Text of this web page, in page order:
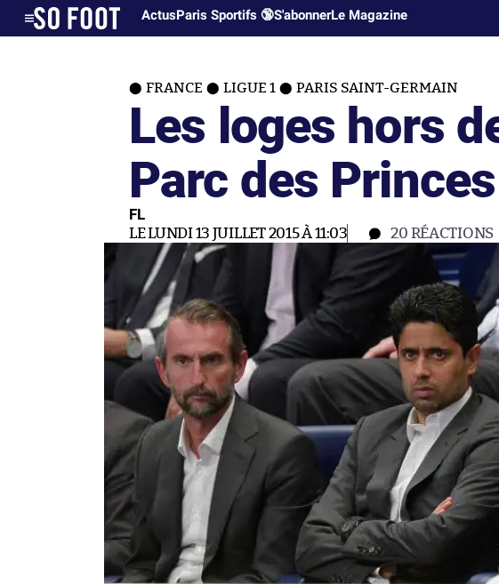
ActusParis Sportifs 🔞S'abonnerLe Magazine
FRANCE LIGUE 1 PARIS SAINT-GERMAIN
Les loges hors
Parc des Princes
FL
LE LUNDI 13 JUILLET 2015 À 11:03 20 RÉACTIONS